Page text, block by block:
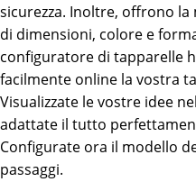
sicurezza. Inoltre, offrono
di dimensioni, colore e
configuratore di tapparelle
facilmente online la vostra
Visualizzate le vostre idee
adattate il tutto
Configurate ora il modello
passaggi.